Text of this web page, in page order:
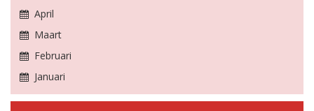
April
Maart
Februari
Januari